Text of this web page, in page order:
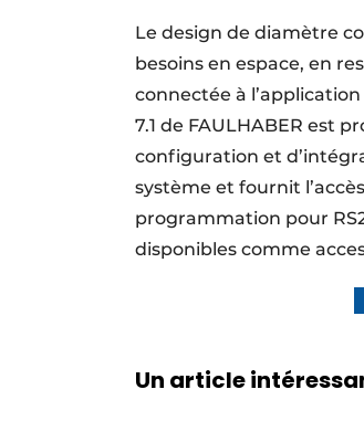
Le design de diamètre
besoins en espace, en
connectée à
7.1 de FAULHABER est
configuration et
système et fournit
programmation pour
disponibles comme
Un article